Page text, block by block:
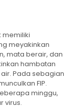
memiliki
meyakinkan
mata berair, dan
hambatan
Pada sebagian
FIP.
minggu,
virus.